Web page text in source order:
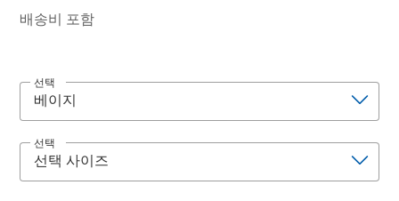
배송비 포함
선택
선택